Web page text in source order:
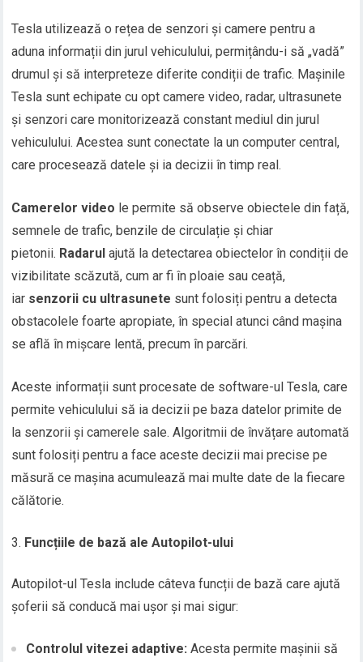
Tesla utilizează o rețea de senzori și camere pentru a
aduna informații din jurul vehiculului, permițându-i să „vadă”
drumul și să interpreteze diferite condiții de trafic. Mașinile
Tesla sunt echipate cu opt camere video, radar, ultrasunete
și senzori care monitorizează constant mediul din jurul
vehiculului. Acestea sunt conectate la un computer central,
care procesează datele și ia decizii în timp real.
Camerelor video le permite să observe obiectele din față,
semnele de trafic, benzile de circulație și chiar
pietonii. Radarul ajută la detectarea obiectelor în condiții de
vizibilitate scăzută, cum ar fi în ploaie sau ceață,
iar senzorii cu ultrasunete sunt folosiți pentru a detecta
obstacolele foarte apropiate, în special atunci când mașina
se află în mișcare lentă, precum în parcări.
Aceste informații sunt procesate de software-ul Tesla, care
permite vehiculului să ia decizii pe baza datelor primite de
la senzorii și camerele sale. Algoritmii de învățare automată
sunt folosiți pentru a face aceste decizii mai precise pe
măsură ce mașina acumulează mai multe date de la fiecare
călătorie.
Funcțiile de bază ale Autopilot-ului
Autopilot-ul Tesla include câteva funcții de bază care ajută
șoferii să conducă mai ușor și mai sigur:
Controlul vitezei adaptive: Acesta permite mașinii să